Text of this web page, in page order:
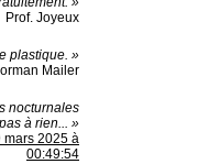
Prof. Joyeux
plastique. »
Mailer
nocturnales
à rien... »
mars 2025 à
00:49:54